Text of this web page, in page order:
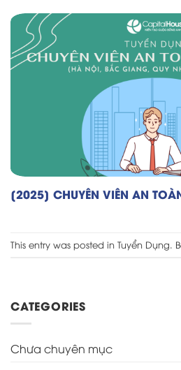
[2025] CHUYÊN VIÊN AN
This entry was posted in Tuyển Dụng.
CATEGORIES
Chưa chuyên mục